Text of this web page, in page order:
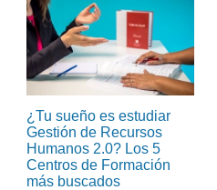
¿Tu sueño es estudiar
Gestión de Recursos
Humanos 2.0? Los 5
Centros de Formación
más buscados